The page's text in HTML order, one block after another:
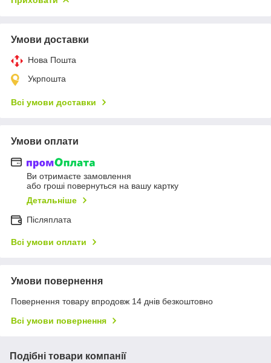
Умови доставки
Нова Пошта
Укрпошта
Всі умови доставки
Умови оплати
Ви отримаєте замовлення
або гроші повернуться на вашу картку
Детальніше
Післяплата
Всі умови оплати
Умови повернення
Повернення товару впродовж 14 днів безкоштовно
Всі умови повернення
Подібні товари компанії